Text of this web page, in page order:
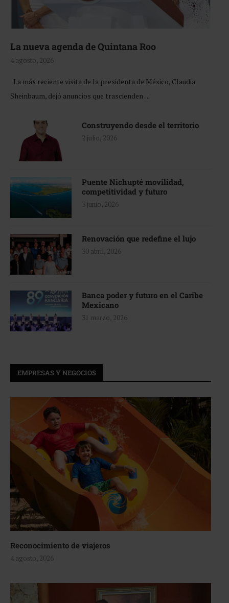
La nueva agenda de Quintana Roo
4 agosto, 2026
La más reciente visita de la presidenta de México, Claudia
Sheinbaum, dejó anuncios que trascienden …
Construyendo desde el territorio
2 julio, 2026
Puente Nichupté movilidad,
competitividad y futuro
3 junio, 2026
Renovación que redefine el lujo
30 abril, 2026
Banca poder y futuro en el Caribe
Mexicano
31 marzo, 2026
EMPRESAS Y NEGOCIOS
Reconocimiento de viajeros
4 agosto, 2026